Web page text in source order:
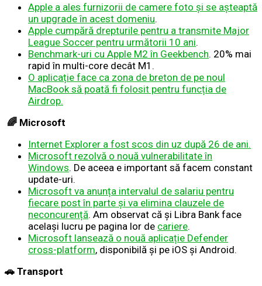
Apple a ales furnizorii de camere foto și se așteaptă
un upgrade în acest domeniu.
Apple cumpără drepturile pentru a transmite Major
League Soccer pentru următorii 10 ani.
Benchmark-uri cu Apple M2 în Geekbench. 20% mai
rapid în multi-core decât M1.
O aplicație face ca zona de breton de pe noul
MacBook să poată fi folosit pentru funcția de
Airdrop.
🌈 Microsoft
Internet Explorer a fost scos din uz după 26 de ani.
Microsoft rezolvă o nouă vulnerabilitate în
Windows. De aceea e important să facem constant
update-uri.
Microsoft va anunța intervalul de salariu pentru
fiecare post în parte și va elimina clauzele de
neconcurență. Am observat că și Libra Bank face
același lucru pe pagina lor de cariere.
Microsoft lansează o nouă aplicație Defender
cross-platform, disponibilă și pe iOS și Android.
🚗 Transport